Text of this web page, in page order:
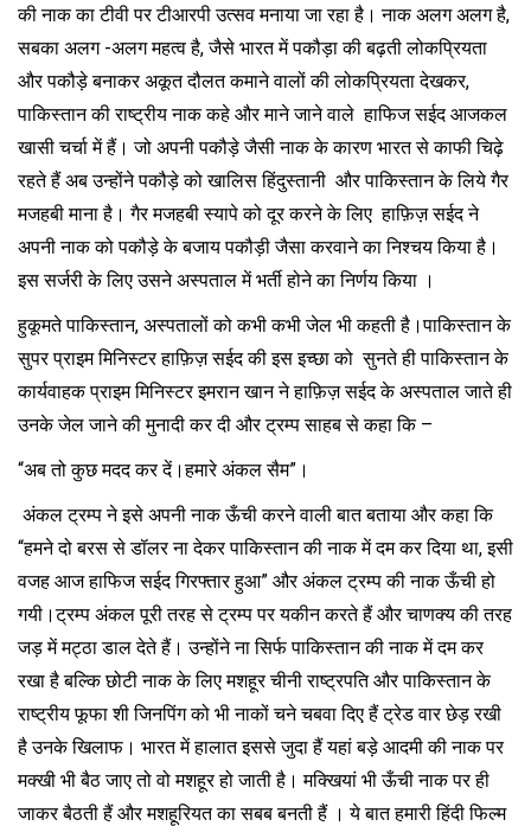
की नाक का टीवी पर टीआरपी उत्सव मनाया जा रहा है। नाक अलग अलग है,
सबका अलग -अलग महत्व है, जैसे भारत में पकौड़ा की बढ़ती लोकप्रियता
और पकौड़े बनाकर अकूत दौलत कमाने वालों की लोकप्रियता देखकर,
पाकिस्तान की राष्ट्रीय नाक कहे और माने जाने वाले हाफिज सईद आजकल
खासी चर्चा में हैं। जो अपनी पकौड़े जैसी नाक के कारण भारत से काफी चिढ़े
रहते हैं अब उन्होंने पकौड़े को खालिस हिंदुस्तानी और पाकिस्तान के लिये गैर
मजहबी माना है। गैर मजहबी स्यापे को दूर करने के लिए हाफ़िज़ सईद ने
अपनी नाक को पकौड़े के बजाय पकौड़ी जैसा करवाने का निश्चय किया है।
इस सर्जरी के लिए उसने अस्पताल में भर्ती होने का निर्णय किया ।
हुकूमते पाकिस्तान, अस्पतालों को कभी कभी जेल भी कहती है।पाकिस्तान के
सुपर प्राइम मिनिस्टर हाफ़िज़ सईद की इस इच्छा को सुनते ही पाकिस्तान के
कार्यवाहक प्राइम मिनिस्टर इमरान खान ने हाफ़िज़ सईद के अस्पताल जाते ही
उनके जेल जाने की मुनादी कर दी और ट्रम्प साहब से कहा कि –
“अब तो कुछ मदद कर दें।हमारे अंकल सैम”।
अंकल ट्रम्प ने इसे अपनी नाक ऊँची करने वाली बात बताया और कहा कि
“हमने दो बरस से डॉलर ना देकर पाकिस्तान की नाक में दम कर दिया था, इसी
वजह आज हाफिज सईद गिरफ्तार हुआ” और अंकल ट्रम्प की नाक ऊँची हो
गयी।ट्रम्प अंकल पूरी तरह से ट्रम्प पर यकीन करते हैं और चाणक्य की तरह
जड़ में मट्ठा डाल देते हैं। उन्होंने ना सिर्फ पाकिस्तान की नाक में दम कर
रखा है बल्कि छोटी नाक के लिए मशहूर चीनी राष्ट्रपति और पाकिस्तान के
राष्ट्रीय फूफा शी जिनपिंग को भी नाकों चने चबवा दिए हैं ट्रेड वार छेड़ रखी
है उनके खिलाफ। भारत में हालात इससे जुदा हैं यहां बड़े आदमी की नाक पर
मक्खी भी बैठ जाए तो वो मशहूर हो जाती है। मक्खियां भी ऊँची नाक पर ही
जाकर बैठती हैं और मशहूरियत का सबब बनती हैं । ये बात हमारी हिंदी फिल्म